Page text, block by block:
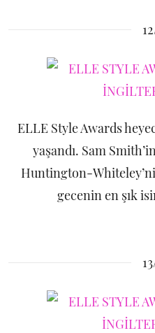
ELLE Style Awards
yaşandı. Sam
Huntington-
gecenin en şık